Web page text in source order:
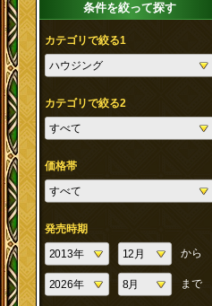
条件を絞って探す
カテゴリで絞る1
カテゴリで絞る2
価格帯
発売時期
から
まで